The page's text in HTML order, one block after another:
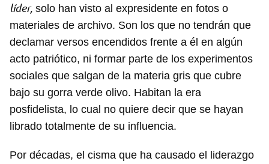
líder, solo han visto al expresidente en fotos o
materiales de archivo. Son los que no tendrán que
declamar versos encendidos frente a él en algún
acto patriótico, ni formar parte de los experimentos
sociales que salgan de la materia gris que cubre
bajo su gorra verde olivo. Habitan la era
posfidelista, lo cual no quiere decir que se hayan
librado totalmente de su influencia.
Por décadas, el cisma que ha causado el liderazgo